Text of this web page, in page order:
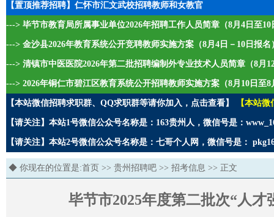
【置顶推荐招聘】仁怀市汇文武校招聘教师和女教官
---> 毕节市教育局所属事业单位2026年招聘工作人员简章（8月4日至10
---> 金沙县2026年教育系统公开竞聘教师实施方案（8月4日－10日报名
---> 清镇市中医医院2026年第二批招聘编制外专业技术人员简章（8月
---> 2026年铜仁市碧江区教育系统公开招聘教师实施方案（8月10日至8
【本站微信招聘求职群、QQ求职群等请你加入，点击查看】 【本站
【请关注】本站1号微信公众号名称是：163贵州人，微信号是：
【请关注】本站2号微信公众号名称是：七哥个人网，微信号是：
◆ 你现在的位置是:首页 >> 贵州招聘吧 >> 招考信息 >> 正文
毕节市2025年度第二批次“人